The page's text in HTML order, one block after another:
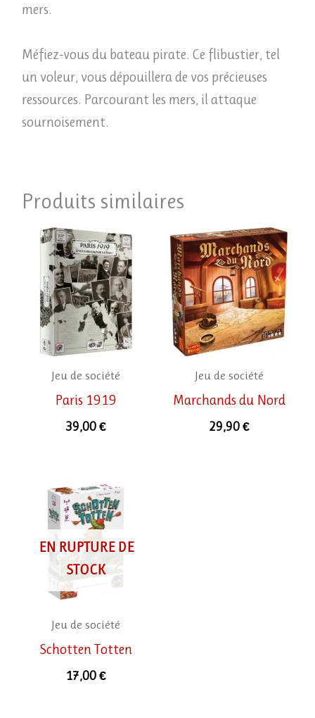
mers.
Méfiez-vous du bateau pirate. Ce flibustier, tel
un voleur, vous dépouillera de vos précieuses
ressources. Parcourant les mers, il attaque
sournoisement.
Produits similaires
Jeu de société
Paris 1919
39,00€
Jeu de société
Marchands du Nord
29,90 €
EN RUPTURE DE
STOCK
Jeu de société
Schotten Totten
17,00€